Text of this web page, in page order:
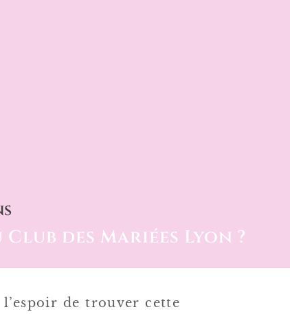
des Mariées Lyon ?
de trouver cette